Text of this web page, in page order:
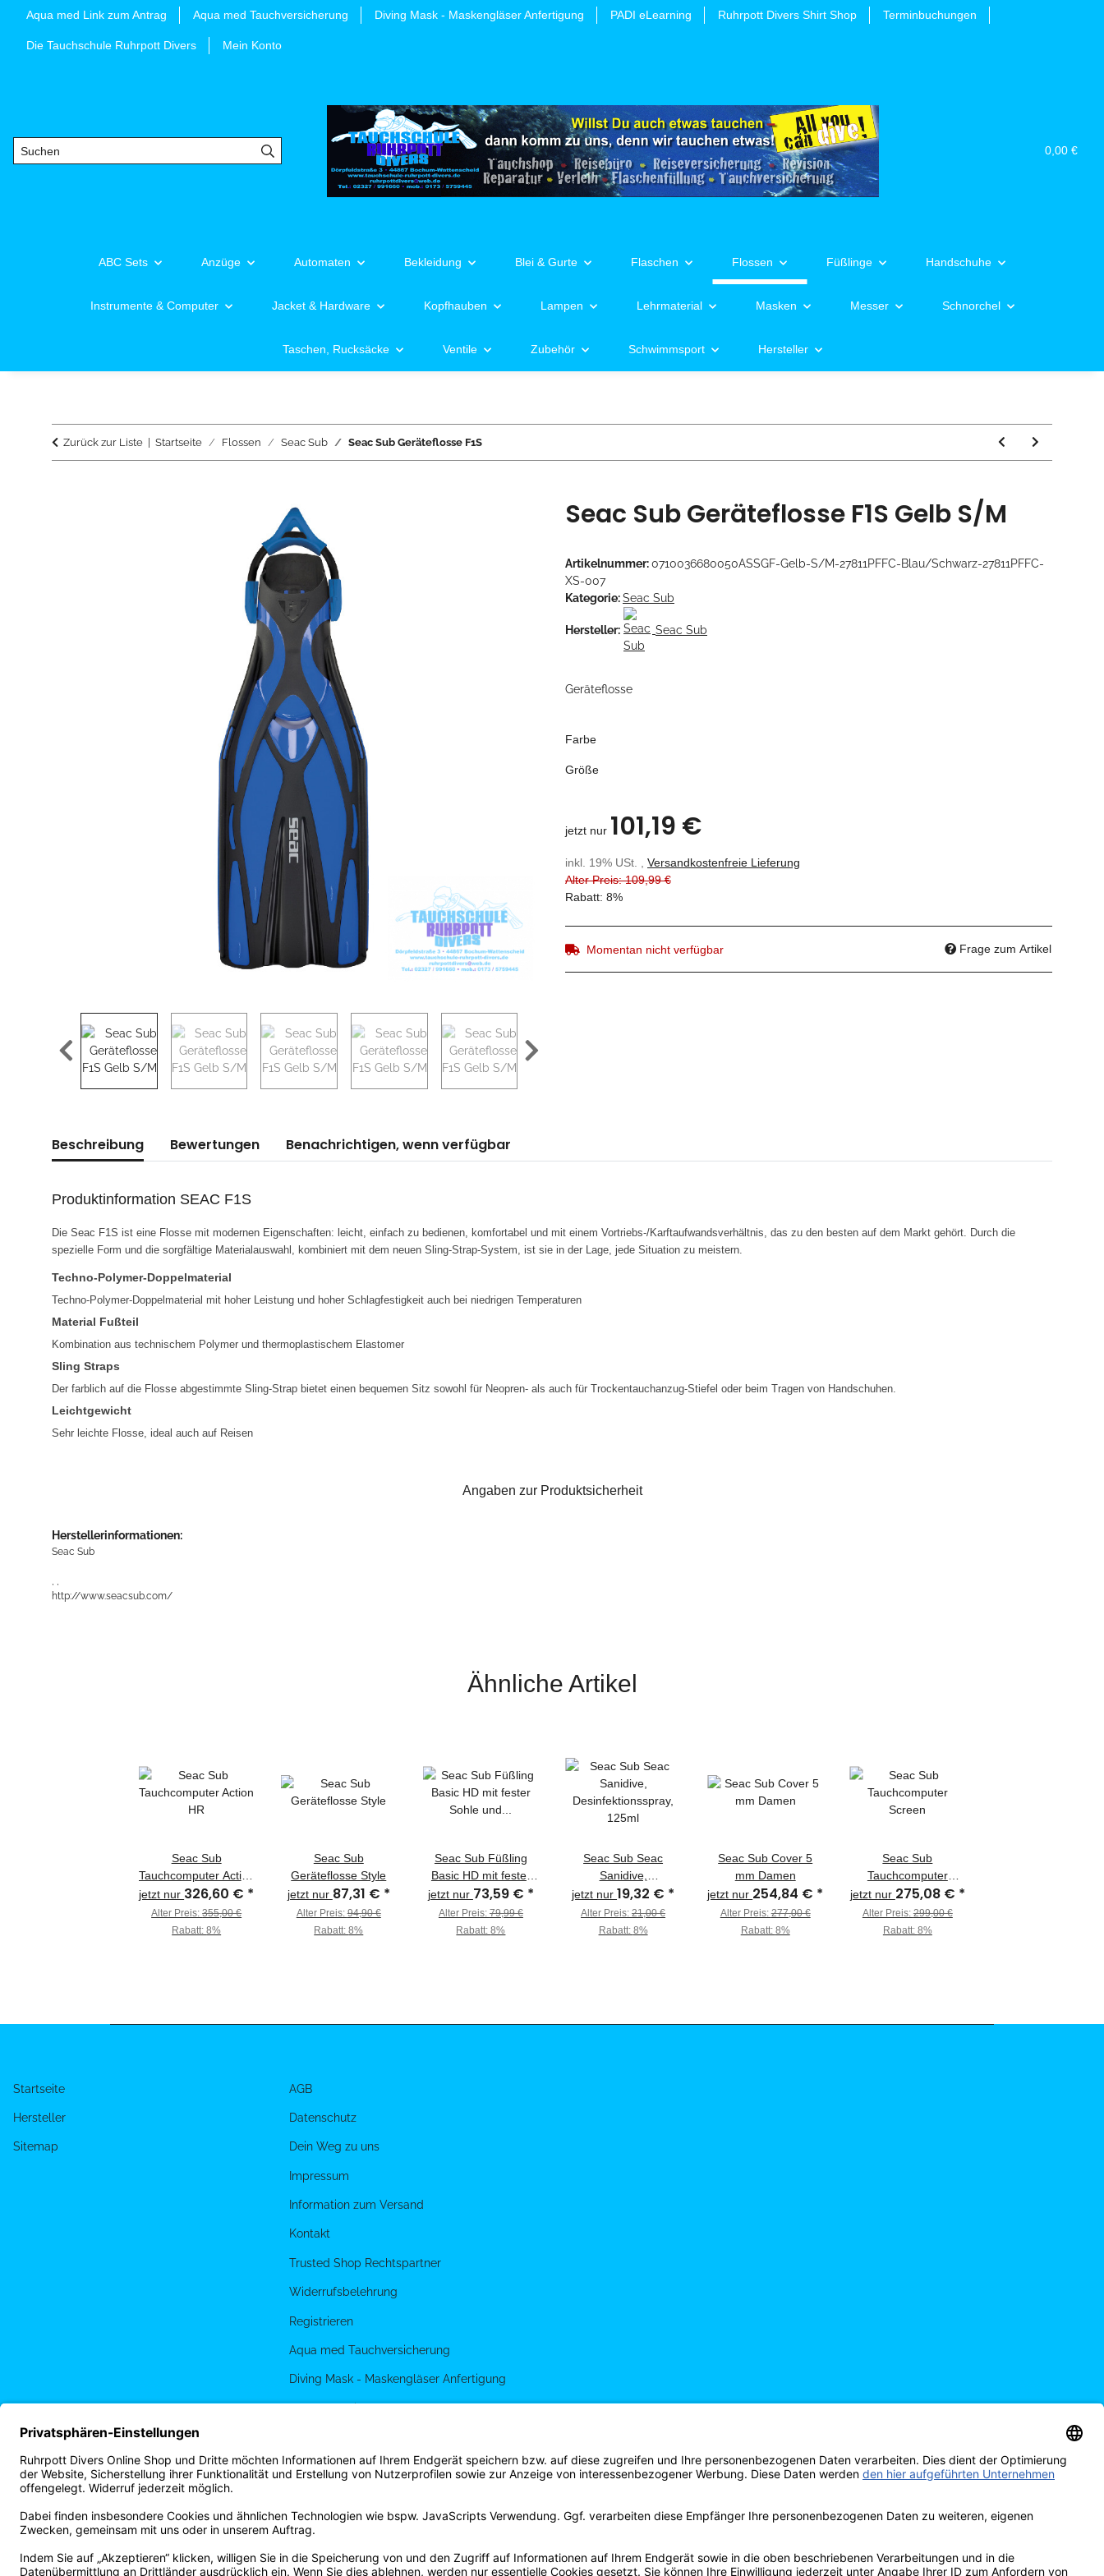
Aqua med Link zum Antrag Aqua med Tauchversicherung Diving Mask - Maskengläser Anfertigung PADI eLearning Ruhrpott Divers Shirt Shop Terminbuchungen
Die Tauchschule Ruhrpott Divers Mein Konto
0,00 €
ABC Sets Anzüge Automaten Bekleidung Blei & Gurte Flaschen Flossen Füßlinge Handschuhe
Instrumente & Computer Jacket & Hardware Kopfhauben Lampen Lehrmaterial Masken Messer Schnorchel
Taschen, Rucksäcke Ventile Zubehör Schwimmsport Hersteller
Zurück zur Liste Startseite Flossen Seac Sub Seac Sub Geräteflosse F1S
Seac Sub Geräteflosse F1S Gelb S/M
Artikelnummer:0710036680050ASSGF-Gelb-S/M-27811PFFC-Blau/Schwarz-27811PFFC-
XS-007
Kategorie:Seac Sub
Hersteller: Seac Sub
Geräteflosse
Farbe
Größe
jetzt nur 101,19 €
inkl. 19% USt. , Versandkostenfreie Lieferung
Alter Preis: 109,99 €
Rabatt: 8%
Momentan nicht verfügbar Frage zum Artikel
weitere Registerkarten anzeigen
Beschreibung Bewertungen Benachrichtigen, wenn verfügbar
Produktinformation SEAC F1S
Die Seac F1S ist eine Flosse mit modernen Eigenschaften: leicht, einfach zu bedienen, komfortabel und mit einem Vortriebs-/Karftaufwandsverhältnis, das zu den besten auf dem Markt gehört. Durch die
spezielle Form und die sorgfältige Materialauswahl, kombiniert mit dem neuen Sling-Strap-System, ist sie in der Lage, jede Situation zu meistern.
Techno-Polymer-Doppelmaterial
Techno-Polymer-Doppelmaterial mit hoher Leistung und hoher Schlagfestigkeit auch bei niedrigen Temperaturen
Material Fußteil
Kombination aus technischem Polymer und thermoplastischem Elastomer
Sling Straps
Der farblich auf die Flosse abgestimmte Sling-Strap bietet einen bequemen Sitz sowohl für Neopren- als auch für Trockentauchanzug-Stiefel oder beim Tragen von Handschuhen.
Leichtgewicht
Sehr leichte Flosse, ideal auch auf Reisen
Angaben zur Produktsicherheit
Herstellerinformationen:
Seac Sub
, ,
http://www.seacsub.com/
Ähnliche Artikel
Seac Sub
Tauchcomputer Action
HR
jetzt nur 326,60 € *
Alter Preis:355,00 €
Rabatt:8%
Seac Sub
Geräteflosse Style
jetzt nur 87,31 € *
Alter Preis:94,90 €
Rabatt:8%
Seac Sub Füßling
Basic HD mit fester
Sohle und
Reißverschluss
jetzt nur 73,59 € *
Alter Preis: 79,99 €
Rabatt:8%
Seac Sub Seac
Sanidive,
Desinfektionsspray,
125ml
jetzt nur19,32 € *
Alter Preis:21,00 €
Rabatt: 8%
Seac Sub Cover 5
mm Damen
jetzt nur 254,84 € *
Alter Preis:277,00 €
Rabatt: 8%
Seac Sub
Tauchcomputer
Screen
jetzt nur 275,08 € *
Alter Preis: 299,00 €
Rabatt: 8%
Startseite
Hersteller
Sitemap
AGB
Datenschutz
Dein Weg zu uns
Impressum
Information zum Versand
Kontakt
Trusted Shop Rechtspartner
Widerrufsbelehrung
Registrieren
Aqua med Tauchversicherung
Diving Mask - Maskengläser Anfertigung
Ruhrpott Divers Shirt Shop
Vertrag widerrufen